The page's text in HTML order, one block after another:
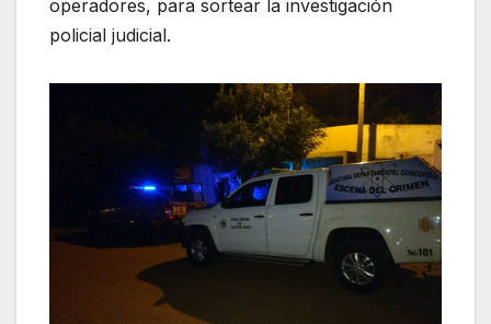
operadores, para sortear la investigación
policial judicial.